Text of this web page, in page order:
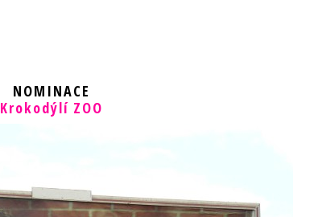
NOMINACE
Krokodýlí ZOO